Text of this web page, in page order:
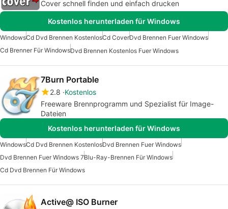
Cover schnell finden und einfach drucken
Kostenlos herunterladen für Windows
WindowsCd Dvd Brennen KostenlosCd CoverDvd Brennen Fuer Windows
Cd Brenner Für WindowsDvd Brennen Kostenlos Fuer Windows
7Burn Portable
2.8 Kostenlos
Freeware Brennprogramm und Spezialist für Image-
Dateien
Kostenlos herunterladen für Windows
WindowsCd Dvd Brennen KostenlosDvd Brennen Fuer Windows
Dvd Brennen Fuer Windows 7Blu-Ray-Brennen Für Windows
Cd Dvd Brennen Für Windows
Active@ ISO Burner